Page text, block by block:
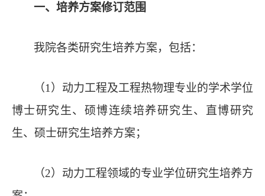
一、培养方案修订范围
我院各类研究生培养方案， 包括：
（1 ）动力工程及工程热物理专业的学术学位
博士研究生、硕博连续培养研究生、直博研究
生、硕士研究生培养方案；
（2）动力工程领域的专业学位研究生培养方